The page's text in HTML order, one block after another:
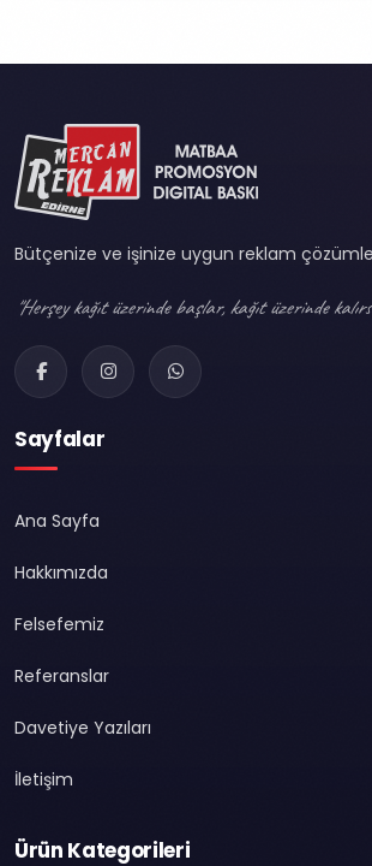
Bütçenize ve işinize uygun reklam
"Herşey kağıt üzerinde başlar, kağıt üzerinde
Sayfalar
Ana Sayfa
Hakkımızda
Felsefemiz
Referanslar
Davetiye Yazıları
İletişim
Ürün Kategorileri